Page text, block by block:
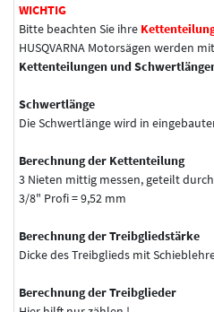
WICHTIG
Bitte beachten Sie ihre
HUSQVARNA Motorsägen werden
Kettenteilungen und
Schwertlänge
Die Schwertlänge wird in
Berechnung der Kettenteilung
3 Nieten mittig messen, geteilt
3/8" Profi = 9,52 mm
Berechnung der Treibgliedstärke
Dicke des Treibglieds mit
Berechnung der Treibglieder